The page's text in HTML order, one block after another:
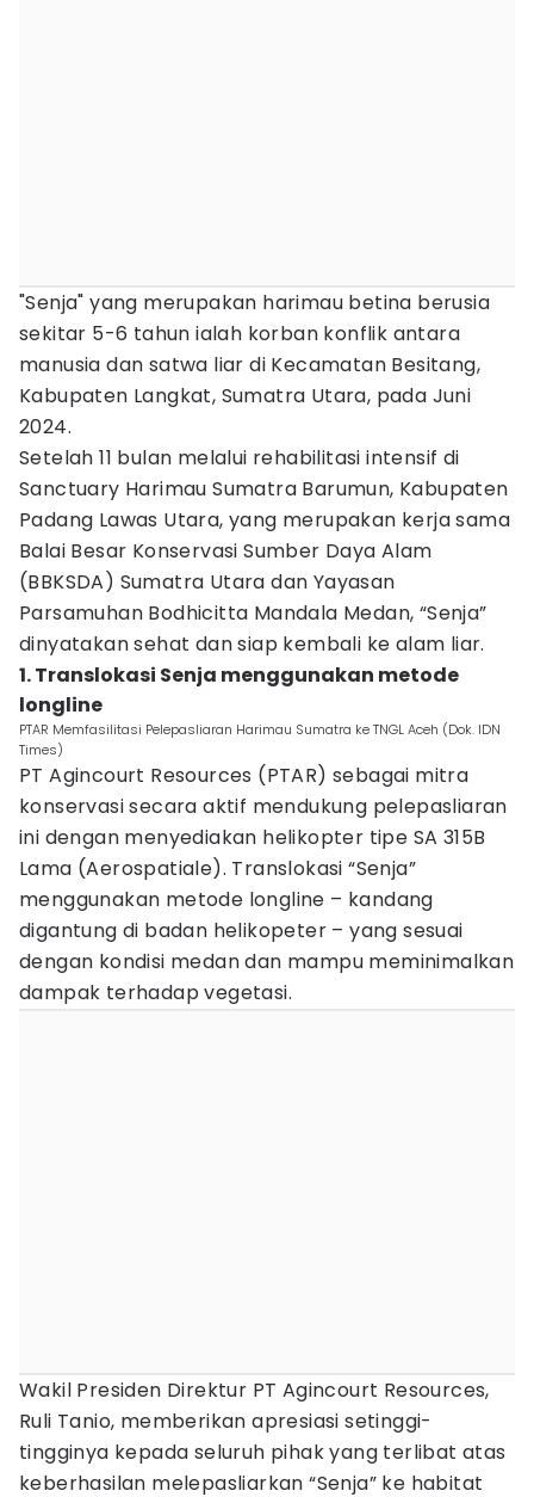
"Senja" yang merupakan harimau betina berusia
sekitar 5-6 tahun ialah korban konflik antara
manusia dan satwa liar di Kecamatan Besitang,
Kabupaten Langkat, Sumatra Utara, pada Juni
2024.
Setelah 11 bulan melalui rehabilitasi intensif di
Sanctuary Harimau Sumatra Barumun, Kabupaten
Padang Lawas Utara, yang merupakan kerja sama
Balai Besar Konservasi Sumber Daya Alam
(BBKSDA) Sumatra Utara dan Yayasan
Parsamuhan Bodhicitta Mandala Medan, “Senja”
dinyatakan sehat dan siap kembali ke alam liar.
1. Translokasi Senja menggunakan metode
longline
PTAR Memfasilitasi Pelepasliaran Harimau Sumatra ke TNGL Aceh (Dok. IDN
Times)
PT Agincourt Resources (PTAR) sebagai mitra
konservasi secara aktif mendukung pelepasliaran
ini dengan menyediakan helikopter tipe SA 315B
Lama (Aerospatiale). Translokasi “Senja”
menggunakan metode longline – kandang
digantung di badan helikopeter – yang sesuai
dengan kondisi medan dan mampu meminimalkan
dampak terhadap vegetasi.
Wakil Presiden Direktur PT Agincourt Resources,
Ruli Tanio, memberikan apresiasi setinggi-
tingginya kepada seluruh pihak yang terlibat atas
keberhasilan melepasliarkan “Senja” ke habitat